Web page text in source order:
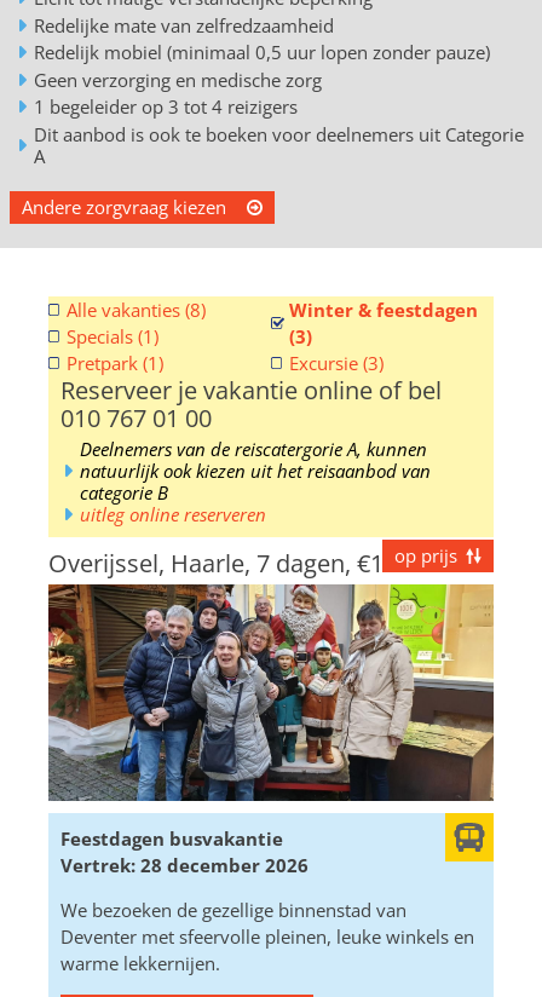
Redelijke mate van zelfredzaamheid
Redelijk mobiel (minimaal 0,5 uur lopen zonder pauze)
Geen verzorging en medische zorg
1 begeleider op 3 tot 4 reizigers
Dit aanbod is ook te boeken voor deelnemers uit Categorie
A
Andere zorgvraag kiezen
Alle vakanties (8)
Winter & feestdagen
(3)
Specials (1)
Excursie (3)
Pretpark (1)
Reserveer je vakantie online of bel
010 767 01 00
Deelnemers van de reiscatergorie A, kunnen
natuurlijk ook kiezen uit het reisaanbod van
categorie B
uitleg online reserveren
op prijs
Overijssel, Haarle, 7 dagen, €1299
Feestdagen busvakantie
Vertrek: 28 december 2026
We bezoeken de gezellige binnenstad van
Deventer met sfeervolle pleinen, leuke winkels en
warme lekkernijen.